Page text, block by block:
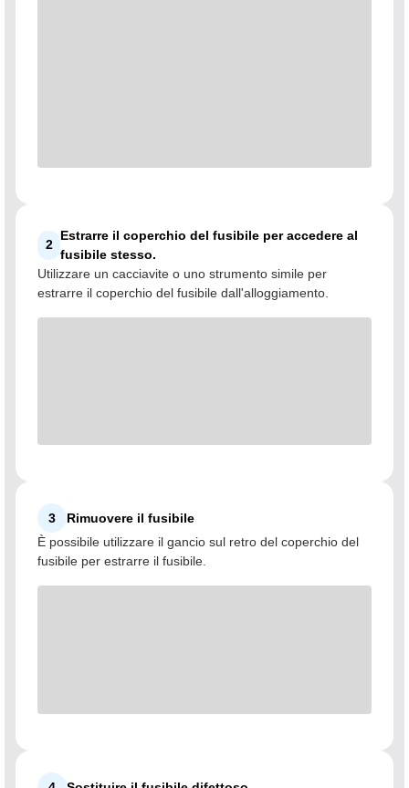
2
Estrarre il coperchio del fusibile per accedere al
fusibile stesso.
Utilizzare un cacciavite o uno strumento simile per
estrarre il coperchio del fusibile dall'alloggiamento.
3
Rimuovere il fusibile
È possibile utilizzare il gancio sul retro del coperchio del
fusibile per estrarre il fusibile.